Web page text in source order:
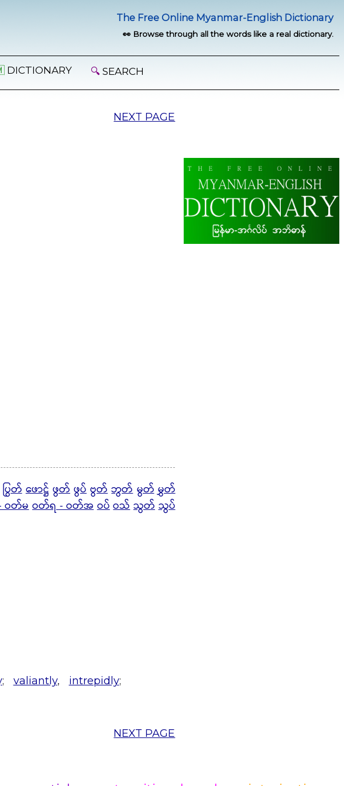
The Free Online Myanmar-English Dictionary
👀 Browse through all the words like a real dictionary.
DICTIONARY 🔍 SEARCH
NEXT PAGE
ပြွတ် ဖောဋ္ဌ် ဖွတ် ဖွပ် ဗွတ် ဘွတ် မွတ် မွှတ်
ဝတ်မဝတ်ရ - ဝတ်အဝပ်ဝသ် သွတ်သွပ်
; valiantly, intrepidly;
NEXT PAGE